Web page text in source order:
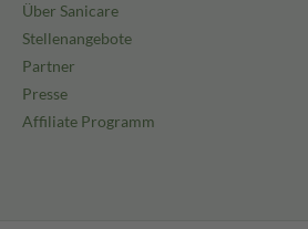
Über Sanicare
Stellenangebote
Partner
Presse
Affiliate Programm